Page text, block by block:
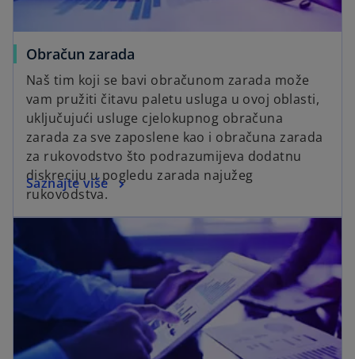
Obračun zarada
Naš tim koji se bavi obračunom zarada može
vam pružiti čitavu paletu usluga u ovoj oblasti,
uključujući usluge cjelokupnog obračuna
zarada za sve zaposlene kao i obračuna zarada
za rukovodstvo što podrazumijeva dodatnu
diskreciju u pogledu zarada najužeg
rukovodstva.
Saznajte više